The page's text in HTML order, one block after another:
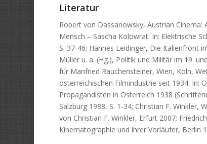
Literatur
Robert von Dassanowsky, Austrian
Mensch – Sascha Kolowrat. In: Elektrische
S. 37-46; Hannes Leidinger, Die Italienfront
Müller u. a. (Hg.), Politik und Militär im 19.
für Manfried Rauchensteiner, Wien, Köln,
österreichischen Filmindustrie seit 1934. In:
Propagandisten in Österreich 1938
Salzburg 1988, S. 1-34; Christian F. Winkler,
von Christian F. Winkler, Erfurt 2007;
Kinematographie und ihrer Vorläufer, Berlin